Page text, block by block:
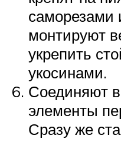
саморезами
монтируют
укрепить
укосинами.
Соединяют
элементы
Сразу же